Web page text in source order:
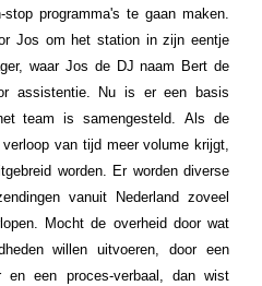
programma's te gaan maken.
Jos om het station in zijn eentje
waar Jos de DJ naam Bert de
assistentie. Nu is er een basis
team is samengesteld. Als de
van tijd meer volume krijgt,
worden. Er worden diverse
vanuit Nederland zoveel
Mocht de overheid door wat
willen uitvoeren, door een
en een proces-verbaal, dan wist